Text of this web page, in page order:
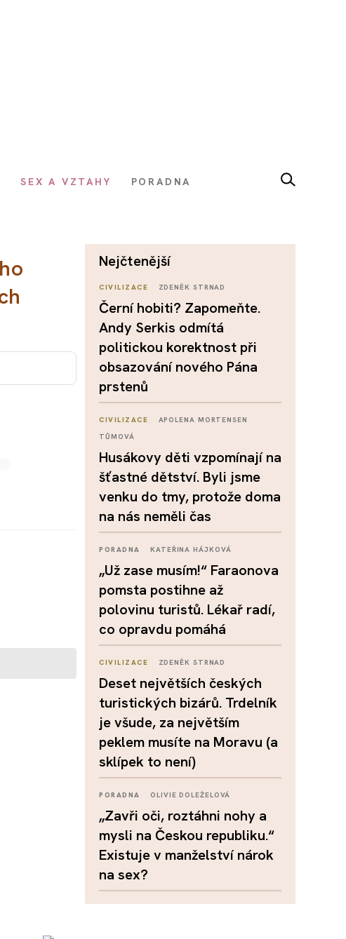
SEX A VZTAHY PORADNA
nejčtenější
CIVILIZACE ZDENĚK STRNAD
Černí hobiti? Zapomeňte.
Andy Serkis odmítá
politickou korektnost při
obsazování nového Pána
prstenů
CIVILIZACE
APOLENA MORTENSEN
TŮMOVÁ
Husákovy děti vzpomínají na
šťastné dětství. Byli jsme
venku do tmy, protože doma
na nás neměli čas
PORADNA KATEŘINA HÁJKOVÁ
„Už zase musím!“ Faraonova
pomsta postihne až
polovinu turistů. Lékař radí,
co opravdu pomáhá
CIVILIZACE ZDENĚK STRNAD
Deset největších českých
turistických bizárů. Trdelník
je všude, za největším
peklem musíte na Moravu (a
sklípek to není)
PORADNA OLIVIE DOLEŽELOVÁ
„Zavři oči, roztáhni nohy a
mysli na Českou republiku.“
Existuje v manželství nárok
na sex?